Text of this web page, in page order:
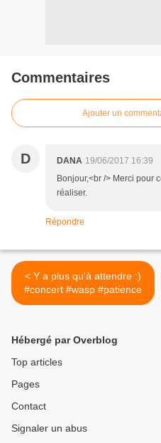
Commentaires
Ajouter un
D DANA 19/06/2017 16:39
Bonjour,<br /> Merci pour
réaliser.
Répondre
< Y a plus qu'à attendre :)
#concert #wasp #patience
Hébergé par Overblog
Top articles
Pages
Contact
Signaler un abus